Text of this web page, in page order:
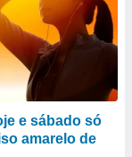
e sábado só
amarelo de